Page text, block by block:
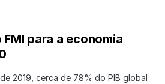
para a economia
2019, cerca de 78% do PIB global